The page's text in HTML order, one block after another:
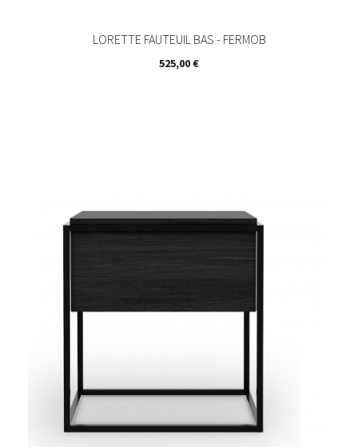
LORETTE FAUTEUIL BAS - FERMOB
Prix
525,00 €